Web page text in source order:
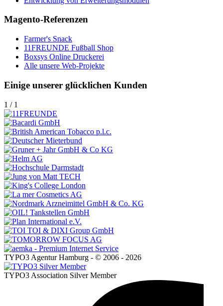
Magento-Referenzen
Farmer's Snack
11FREUNDE Fußball Shop
Boxsys Online Druckerei
Alle unsere Web-Projekte
Einige unserer glücklichen Kunden
1 / 1
TYPO3 Agentur Hamburg - © 2006 - 2026
TYPO3 Association Silver Member